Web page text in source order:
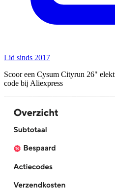
Lid sinds 2017
Scoor een Cysum Cityrun 26"
code bij Aliexpress